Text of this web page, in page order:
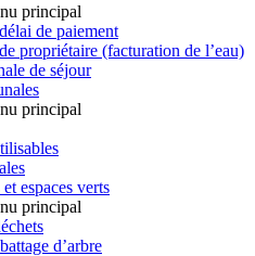
principal
de paiement
propriétaire (facturation de l’eau)
de séjour
principal
espaces verts
principal
d’arbre